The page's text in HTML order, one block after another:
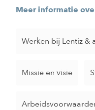
Meer informatie
Werken bij Lentiz &
Missie en visie